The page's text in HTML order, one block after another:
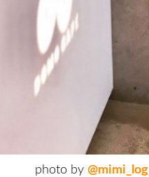
photo by @mimi_log_